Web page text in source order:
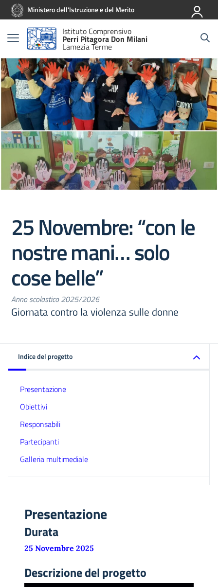
Vai ai contenuti
Vai al menu di navigazione
Vai al footerMinistero dell'Istruzione e del Merito
Istituto Comprensivo
Perri Pitagora Don Milani
Lamezia Terme
25 Novembre: “con le
nostre mani… solo
cose belle”
Anno scolastico 2025/2026
Giornata contro la violenza sulle donne
Indice del progetto
Presentazione
Obiettivi
Responsabili
Partecipanti
Galleria multimediale
Presentazione
Durata
25 Novembre 2025
Descrizione del progetto